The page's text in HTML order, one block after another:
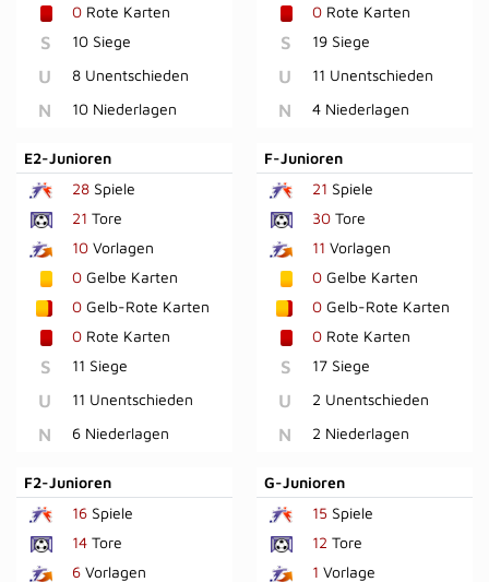
0 Rote Karten
S 10 Siege
U 8 Unentschieden
N 10 Niederlagen
0Rote Karten
S 19 Siege
U 11 Unentschieden
N 4 Niederlagen
E2-Junioren
28 Spiele
21 Tore
10 Vorlagen
0 Gelbe Karten
0 Gelb-Rote Karten
0 Rote Karten
S 11 Siege
U 11 Unentschieden
N 6 Niederlagen
F-Junioren
21 Spiele
30Tore
11 Vorlagen
0Gelbe Karten
0Gelb-Rote Karten
0Rote Karten
S 17 Siege
U 2 Unentschieden
N 2 Niederlagen
F2-Junioren
16 Spiele
14 Tore
6 Vorlagen
G-Junioren
15 Spiele
12 Tore
1 Vorlage